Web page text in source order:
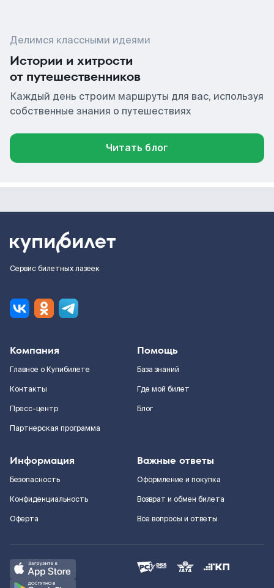
Делимся классными идеями
Истории и хитрости
от путешественников
Каждый день строим маршруты для вас, используя
собственные знания о путешествиях
Читать блог
Сервис билетных лазеек
Компания
Главное о Купибилете
Контакты
Пресс-центр
Партнерская программа
Помощь
База знаний
Где мой билет
Блог
Информация
Безопасность
Конфиденциальность
Оферта
Важные ответы
Оформление и покупка
Возврат и обмен билета
Все вопросы и ответы